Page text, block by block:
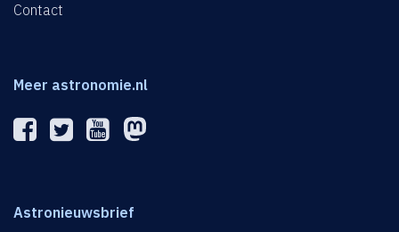
Contact
Meer astronomie.nl
Astronieuwsbrief